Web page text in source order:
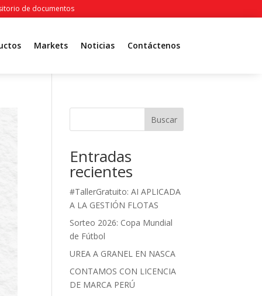
de documentos
Markets Noticias Contáctenos
Buscar
Entradas
recientes
#TallerGratuito: AI APLICADA
A LA GESTIÓN FLOTAS
Sorteo 2026: Copa Mundial
de Fútbol
UREA A GRANEL EN NASCA
CONTAMOS CON LICENCIA
DE MARCA PERÚ